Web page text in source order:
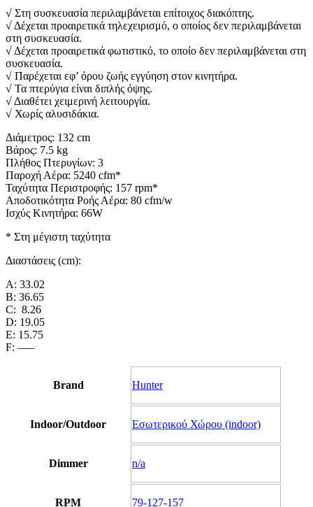
√ Στη συσκευασία περιλαμβάνεται επίτοιχος διακόπτης.
√ Δέχεται προαιρετικά τηλεχειρισμό, ο οποίος δεν περιλαμβάνεται
στη συσκευασία.
√ Δέχεται προαιρετικά φωτιστικό, το οποίο δεν περιλαμβάνεται στη
συσκευασία.
√ Παρέχεται εφ’ όρου ζωής εγγύηση στον κινητήρα.
√ Τα πτερύγια είναι διπλής όψης.
√ Διαθέτει χειμερινή λειτουργία.
√ Χωρίς αλυσιδάκια.
Διάμετρος: 132 cm
Βάρος: 7.5 kg
Πλήθος Πτερυγίων: 3
Παροχή Αέρα: 5240 cfm*
Ταχύτητα Περιστροφής: 157 rpm*
Αποδοτικότητα Ροής Αέρα: 80 cfm/w
Ισχύς Κινητήρα: 66W
* Στη μέγιστη ταχύτητα
Διαστάσεις (cm):
A: 33.02
B: 36.65
C: 8.26
D: 19.05
E: 15.75
F: —–
Brand Hunter
Indoor/Outdoor Εσωτερικού Χώρου (indoor)
Dimmer n/a
RPM 79-127-157